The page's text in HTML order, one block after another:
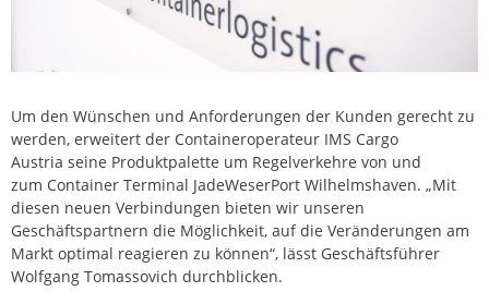
Um den Wünschen und Anforderungen der Kunden gerecht zu
werden, erweitert der Containeroperateur IMS Cargo
Austria seine Produktpalette um Regelverkehre von und
zum Container Terminal JadeWeserPort Wilhelmshaven. „Mit
diesen neuen Verbindungen bieten wir unseren
Geschäftspartnern die Möglichkeit, auf die Veränderungen am
Markt optimal reagieren zu können“, lässt Geschäftsführer
Wolfgang Tomassovich durchblicken.